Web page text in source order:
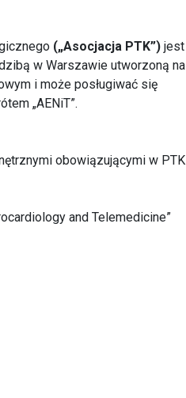
(„Asocjacja PTK”) jest
w Warszawie utworzoną na
i może posługiwać się
„AENiT”.
obowiązującymi w PTK
and Telemedicine”